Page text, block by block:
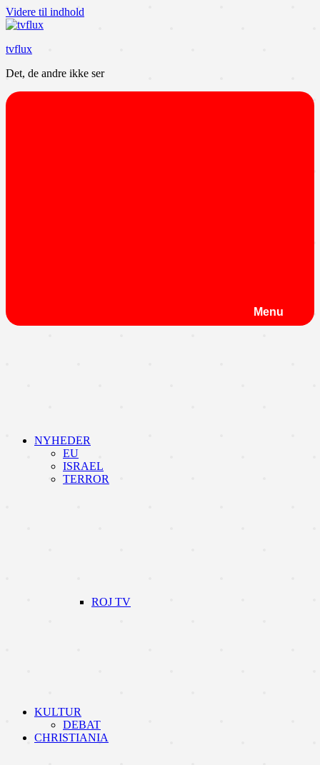
Videre til indhold
tvflux
Det, de andre ikke ser
Menu
NYHEDER
EU
ISRAEL
TERROR
ROJ TV
KULTUR
DEBAT
CHRISTIANIA